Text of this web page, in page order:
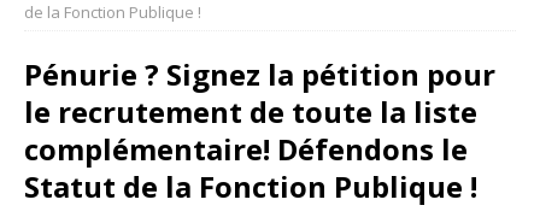
de la Fonction Publique !
Pénurie ? Signez la pétition pour
le recrutement de toute la liste
complémentaire! Défendons le
Statut de la Fonction Publique !